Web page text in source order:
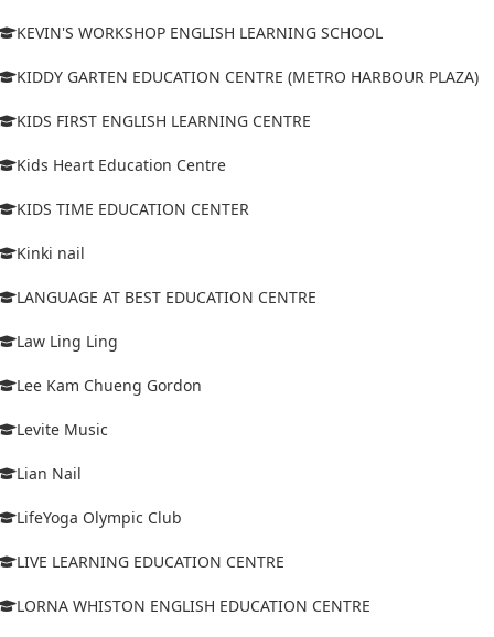
KEVIN'S WORKSHOP ENGLISH LEARNING SCHOOL
KIDDY GARTEN EDUCATION CENTRE (METRO HARBOUR PLAZA)
KIDS FIRST ENGLISH LEARNING CENTRE
Kids Heart Education Centre
KIDS TIME EDUCATION CENTER
Kinki nail
LANGUAGE AT BEST EDUCATION CENTRE
Law Ling Ling
Lee Kam Chueng Gordon
Levite Music
Lian Nail
LifeYoga Olympic Club
LIVE LEARNING EDUCATION CENTRE
LORNA WHISTON ENGLISH EDUCATION CENTRE